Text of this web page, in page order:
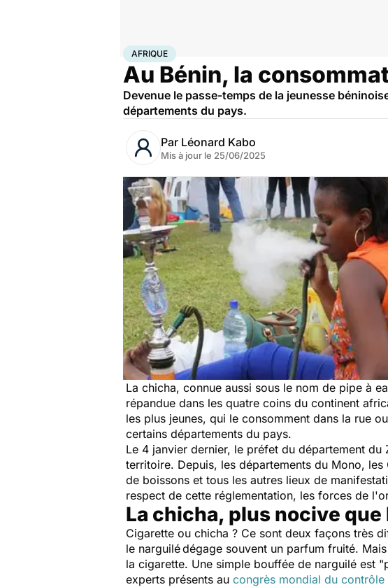
AccueilSantéMaladies
AFRIQUE
Au Bénin, la
Devenue le passe-temps de la jeunesse
départements du pays.
Par Léonard Kabo
Mis à jour le 25/06/2025
La chicha, connue aussi sous le nom de pipe à
répandue dans les quatre coins du continent
les plus jeunes, qui le consomment dans la rue
certains départements du pays.
Le 4 janvier dernier, le préfet du département
territoire. Depuis, les départements du Mono,
de boissons et tous les autres lieux de
respect de cette réglementation, les forces de
La chicha, plus nocive que
Cigarette ou chicha ? Ce sont deux façons très
le narguilédégage souvent un parfum fruité.
la cigarette. Une simple bouffée de narguilé est
experts présents au congrès mondial du